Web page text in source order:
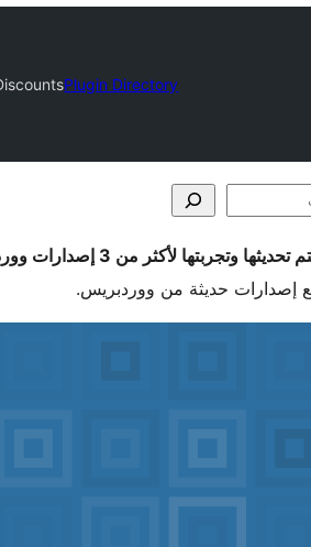
Plugin Directory
وتجربتها لأكثر من 3 إصدارات ووردبريس رئيسية
إصدارات حديثة من ووردبريس.